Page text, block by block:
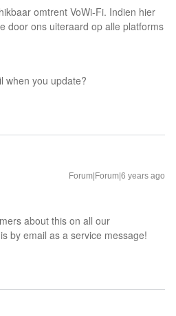
omtrent VoWi-Fi. Indien hier
door ons uiteraard op alle platforms
when you update?
Forum|Forum|6 years ago
about this on all our
by email as a service message!